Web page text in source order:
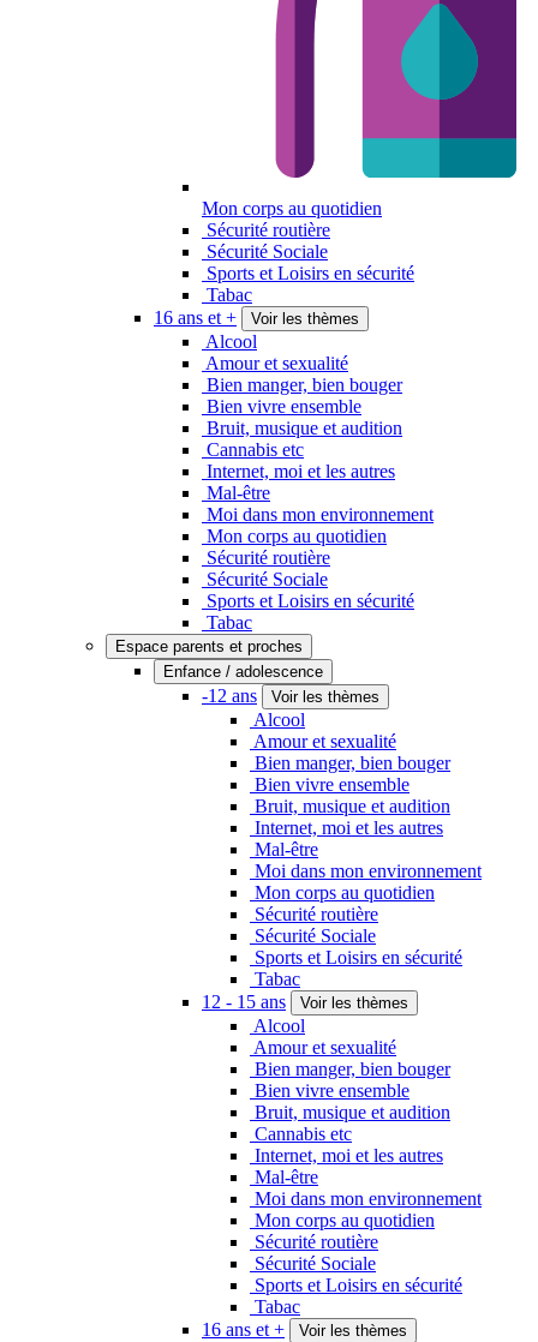
Mon corps au quotidien
Sécurité routière
Sécurité Sociale
Sports et Loisirs en sécurité
Tabac
16 ans et +
Voir les thèmes
Alcool
Amour et sexualité
Bien manger, bien bouger
Bien vivre ensemble
Bruit, musique et audition
Cannabis etc
Internet, moi et les autres
Mal-être
Moi dans mon environnement
Mon corps au quotidien
Sécurité routière
Sécurité Sociale
Sports et Loisirs en sécurité
Tabac
Espace parents et proches
Enfance / adolescence
-12 ans Voir les thèmes
Alcool
Amour et sexualité
Bien manger, bien bouger
Bien vivre ensemble
Bruit, musique et audition
Internet, moi et les autres
Mal-être
Moi dans mon environnement
Mon corps au quotidien
Sécurité routière
Sécurité Sociale
Sports et Loisirs en sécurité
Tabac
12 - 15 ans
Voir les thèmes
Alcool
Amour et sexualité
Bien manger, bien bouger
Bien vivre ensemble
Bruit, musique et audition
Cannabis etc
Internet, moi et les autres
Mal-être
Moi dans mon environnement
Mon corps au quotidien
Sécurité routière
Sécurité Sociale
Sports et Loisirs en sécurité
Tabac
16 ans et +
Voir les thèmes